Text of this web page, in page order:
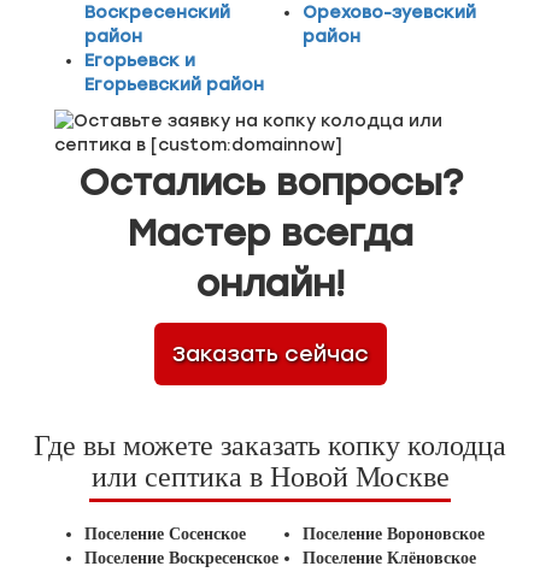
Воскресенский
район
Егорьевск и
Егорьевский район
Орехово-зуевский
район
Остались вопросы?
Мастер всегда
онлайн!
Заказать сейчас
Где вы можете заказать копку колодца
или септика в Новой Москве
Поселение Сосенское
Поселение Воскресенское
Поселение Вороновское
Поселение Клёновское